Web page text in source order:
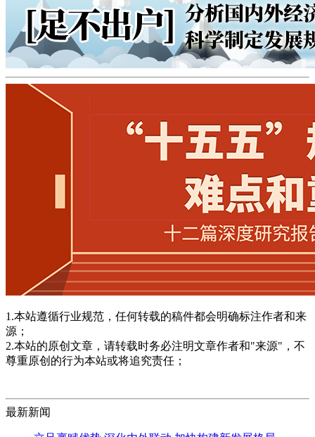
1.本站遵循行业规范，任何转载的稿件都会明确标注作者和来
源；
2.本站的原创文章，请转载时务必注明文章作者和"来源"，不
尊重原创的行为本站或将追究责任；
最新新闻